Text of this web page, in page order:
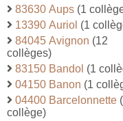
83630 Aups (1
13390 Auriol (1
84045 Avignon (12
collèges)
83150 Bandol (1
04150 Banon (1
04400 Barcelonnette
collège)